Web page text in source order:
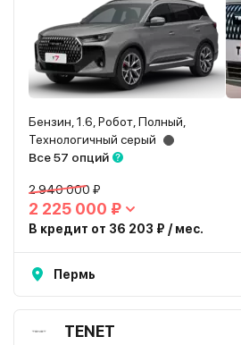
Бензин, 1.6, Робот, Полный,
Технологичный серый
Все 57 опций
2 940 000 ₽
2 225 000 ₽
В кредит от 36 203 ₽ / мес.
Пермь
TENET